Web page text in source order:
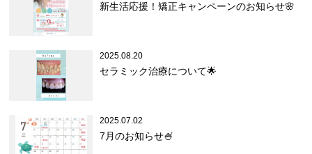
新生活応援！矯正キャンペーンのお知らせ🌸
2025.08.20
セラミック治療について🌟
2025.07.02
7月のお知らせ🍧